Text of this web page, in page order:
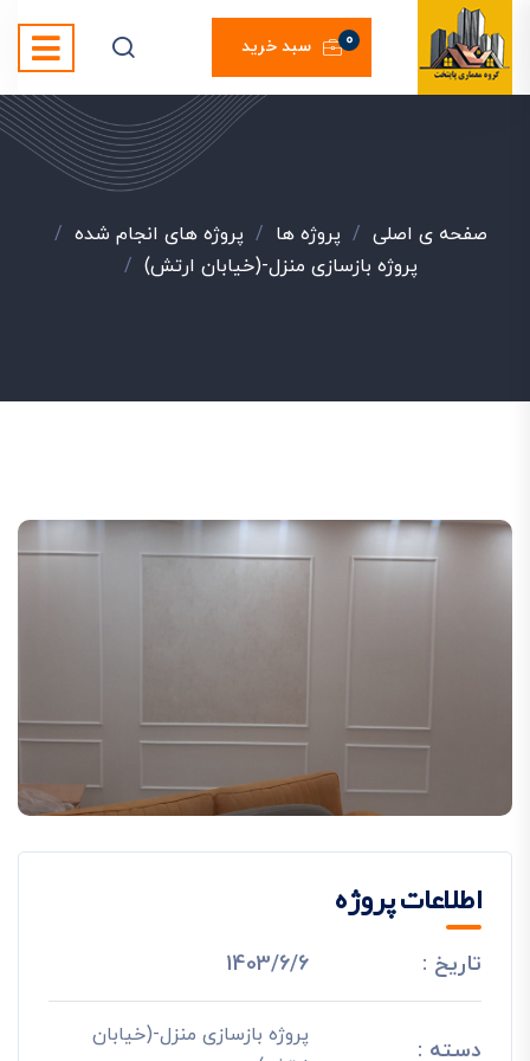
سبد خرید 0
صفحه ی اصلی / پروژه ها / پروژه های انجام شده /
پروژه بازسازی منزل-(خیابان ارتش) /
اطلاعات پروژه
تاریخ : 1403/6/6
دسته :
پروژه بازسازی منزل-(خیابان